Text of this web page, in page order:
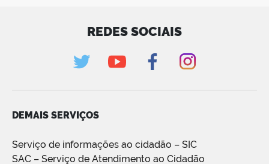
REDES SOCIAIS
DEMAIS SERVIÇOS
Serviço de informações ao cidadão – SIC
SAC – Serviço de Atendimento ao Cidadão